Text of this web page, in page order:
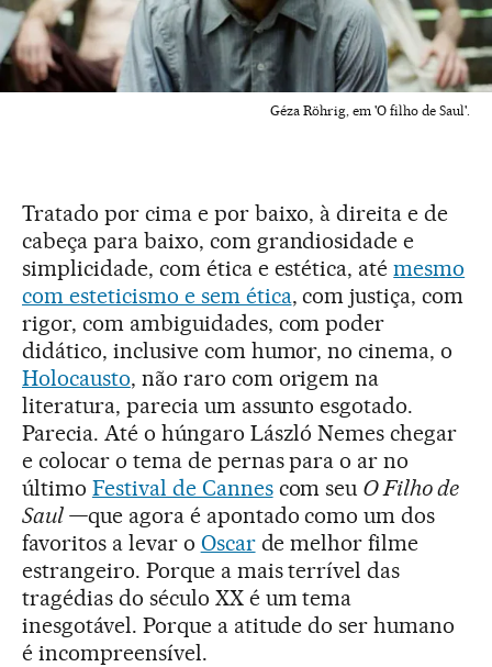
Géza Röhrig, em 'O filho de Saul'.
Tratado por cima e por baixo, à direita e de
cabeça para baixo, com grandiosidade e
simplicidade, com ética e estética, atémesmo
com esteticismo e sem ética, com justiça, com
rigor, com ambiguidades, com poder
didático, inclusive com humor, no cinema, o
Holocausto, não raro com origem na
literatura, parecia um assunto esgotado.
Parecia. Até o húngaro László Nemes chegar
e colocar o tema de pernas para o ar no
último Festival de Cannescom seu O Filho de
Saul —que agora é apontado como um dos
favoritos a levar o Oscarde melhor filme
estrangeiro. Porque a mais terrível das
tragédias do século XX é um tema
inesgotável. Porque a atitude do ser humano
é incompreensível.